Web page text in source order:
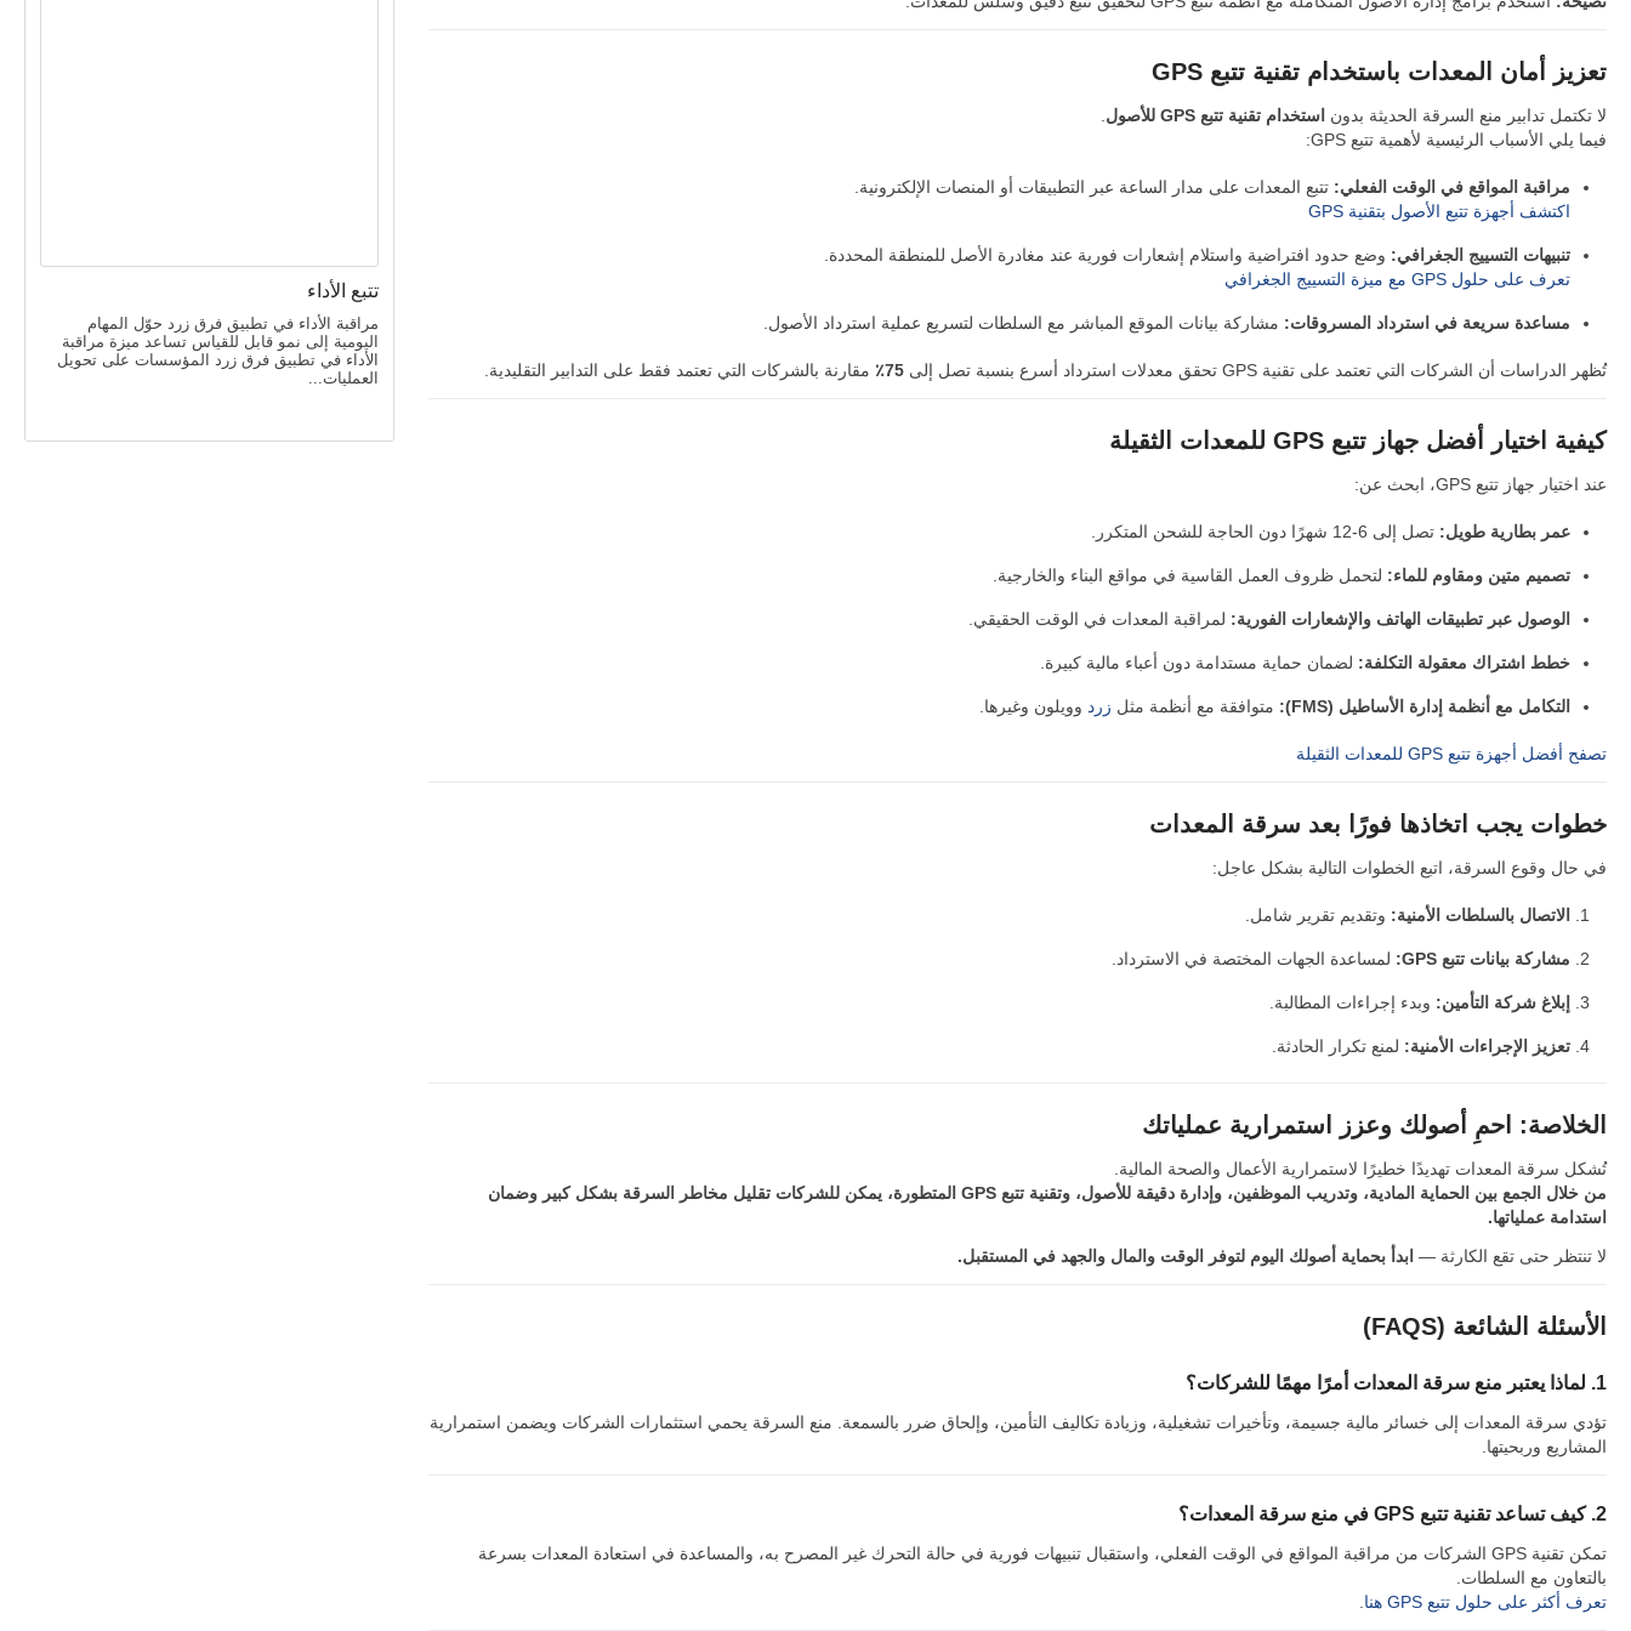
تعزيز أمان المعدات باستخدام تقنية تتبع GPS
لا تكتمل تدابير منع السرقة الحديثة بدون استخدام تقنية تتبع GPS للأصول
فيما يلي الأسباب الرئيسية لأهمية تتبع GPS:
مراقبة المواقع في الوقت الفعلي: تتبع المعدات على مدار الساعة عبر التطبيقات أو المنصات الإلكترونية.
اكتشف أجهزة تتبع الأصول بتقنية GPS
تنبيهات التسييج الجغرافي: وضع حدود افتراضية واستلام إشعارات فورية عند مغادرة الأصل للمنطقة المحددة.
تعرف على حلول GPS مع ميزة التسييج الجغرافي
مساعدة سريعة في استرداد المسروقات: مشاركة بيانات الموقع المباشر مع السلطات لتسريع عملية استرداد الأصول.
تُظهر الدراسات أن الشركات التي تعتمد على تقنية GPS تحقق معدلات استرداد أسرع بنسبة تصل إلى 75٪ مقارنة بالشركات التي تعتمد فقط على التدابير التقليدية.
كيفية اختيار أفضل جهاز تتبع GPS للمعدات الثقيلة
عند اختيار جهاز تتبع GPS، ابحث عن:
عمر بطارية طويل: تصل إلى 6-12 شهرًا دون الحاجة للشحن المتكرر.
تصميم متين ومقاوم للماء: لتحمل ظروف العمل القاسية في مواقع البناء والخارجية.
الوصول عبر تطبيقات الهاتف والإشعارات الفورية: لمراقبة المعدات في الوقت الحقيقي.
خطط اشتراك معقولة التكلفة: لضمان حماية مستدامة دون أعباء مالية كبيرة.
التكامل مع أنظمة إدارة الأساطيل (FMS): متوافقة مع أنظمة مثل زرد وويلون وغيرها.
تصفح أفضل أجهزة تتبع GPS للمعدات الثقيلة
خطوات يجب اتخاذها فورًا بعد سرقة المعدات
في حال وقوع السرقة، اتبع الخطوات التالية بشكل عاجل:
الاتصال بالسلطات الأمنية: وتقديم تقرير شامل.
مشاركة بيانات تتبع GPS: لمساعدة الجهات المختصة في الاسترداد.
إبلاغ شركة التأمين: وبدء إجراءات المطالبة.
تعزيز الإجراءات الأمنية: لمنع تكرار الحادثة.
الخلاصة: احمِ أصولك وعزز استمرارية عملياتك
تُشكل سرقة المعدات تهديدًا خطيرًا لاستمرارية الأعمال والصحة المالية.
من خلال الجمع بين الحماية المادية، وتدريب الموظفين، وإدارة دقيقة للأصول، وتقنية تتبع GPS المتطورة، يمكن للشركات تقليل مخاطر السرقة بشكل كبير وضمان
استدامة عملياتها.
لا تنتظر حتى تقع الكارثة — ابدأ بحماية أصولك اليوم لتوفر الوقت والمال والجهد في المستقبل.
الأسئلة الشائعة (FAQS)
1. لماذا يعتبر منع سرقة المعدات أمرًا مهمًا للشركات؟
تؤدي سرقة المعدات إلى خسائر مالية جسيمة، وتأخيرات تشغيلية، وزيادة تكاليف التأمين، وإلحاق ضرر بالسمعة. منع السرقة يحمي استثمارات الشركات ويضمن استمرارية
المشاريع وربحيتها.
2. كيف تساعد تقنية تتبع GPS في منع سرقة المعدات؟
تمكن تقنية GPS الشركات من مراقبة المواقع في الوقت الفعلي، واستقبال تنبيهات فورية في حالة التحرك غير المصرح به، والمساعدة في استعادة المعدات بسرعة
بالتعاون مع السلطات.
تعرف أكثر على حلول تتبع GPS هنا
تتبع الأداء
مراقبة الأداء في تطبيق فرق زرد حوّل المهام
اليومية إلى نمو قابل للقياس تساعد ميزة مراقبة
الأداء في تطبيق فرق زرد المؤسسات على تحويل
العمليات...